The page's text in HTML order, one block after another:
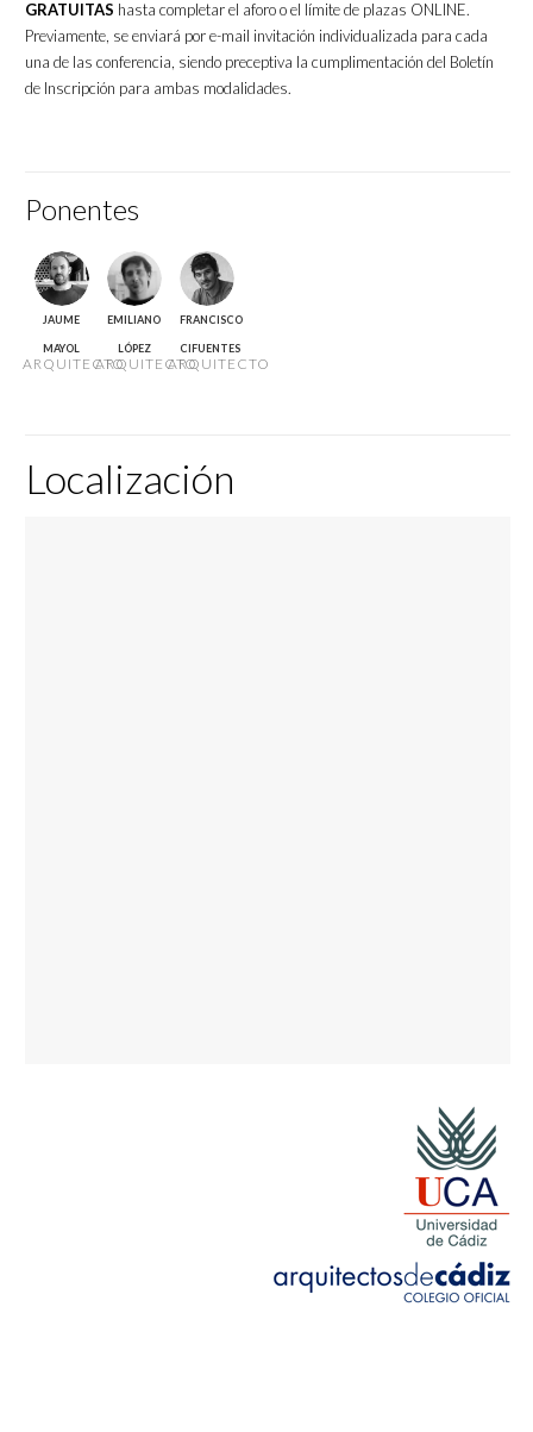
GRATUITAS hasta completar el aforo o el límite de plazas ONLINE.
Previamente, se enviará por e-mail invitación individualizada para cada
una de las conferencia, siendo preceptiva la cumplimentación del Boletín
de Inscripción para ambas modalidades.
Ponentes
JAUME
MAYOL
ARQUITECTO
EMILIANO
LÓPEZ
ARQUITECTO
FRANCISCO
CIFUENTES
ARQUITECTO
Localización